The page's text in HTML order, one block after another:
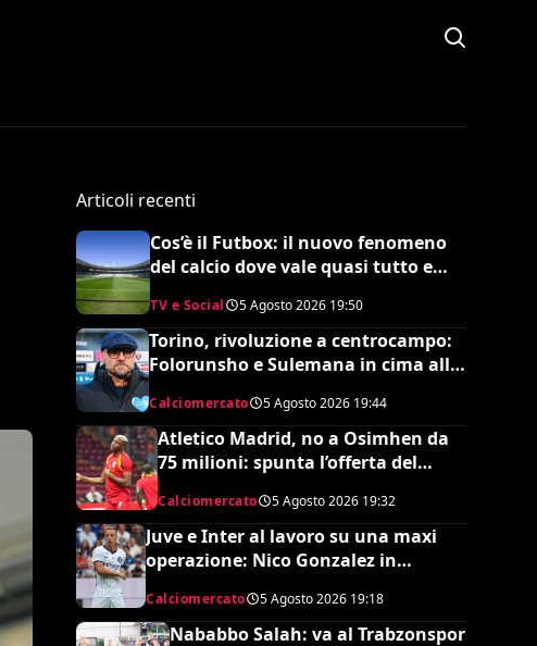
Articoli recenti
Cos’è il Futbox: il nuovo fenomeno
del calcio dove vale quasi tutto e
TV e Social 5 Agosto 2026 19:50
Torino, rivoluzione a centrocampo:
Folorunsho e Sulemana in cima alla
Calciomercato 5 Agosto 2026 19:44
Atletico Madrid, no a Osimhen da
75 milioni: spunta l’offerta del
Calciomercato 5 Agosto 2026 19:32
Juve e Inter al lavoro su una maxi
operazione: Nico Gonzalez in
Calciomercato 5 Agosto 2026 19:18
Nababbo Salah: va al Trabzonspor